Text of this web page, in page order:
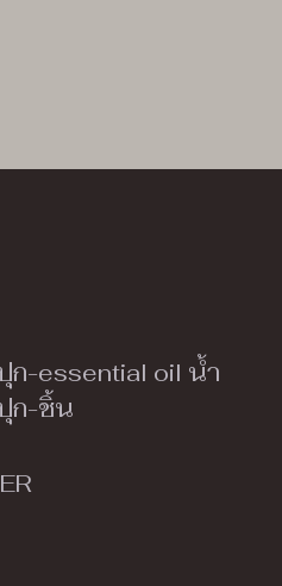
-essential oil น้ำ
ก-ชิ้น